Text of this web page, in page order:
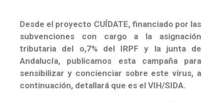
Desde el proyecto CUÍDATE, financiado por las
subvenciones con cargo a la asignación
tributaria del o,7% del IRPF y la junta de
Andalucía, publicamos esta campaña para
sensibilizar y concienciar sobre este virus, a
continuación, detallará que es el VIH/SIDA.